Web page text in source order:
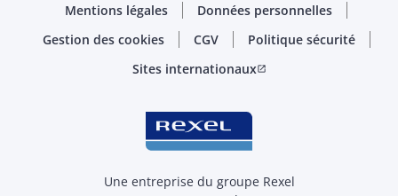
Mentions légales
Données personnelles
Gestion des cookies
CGV
Politique sécurité
Sites internationauxopen_in_new
Une entreprise du groupe Rexel